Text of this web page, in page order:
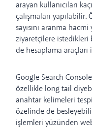
arayan kullanıcıları
çalışmaları yapılabilir.
sayısını aranma
ziyaretçilere
de hesaplama
Google Search
özellikle long tail
anahtar kelimeleri
özelinde de
işlemleri yüzünden